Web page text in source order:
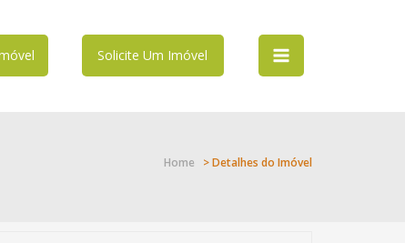
Solicite Um Imóvel
Home > Detalhes do Imóvel